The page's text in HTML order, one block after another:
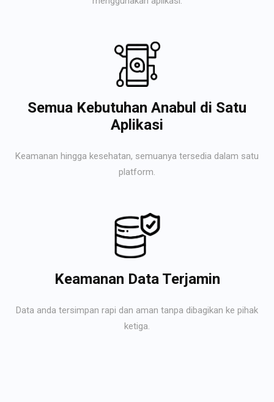
Semua Kebutuhan Anabul di Satu
Aplikasi
Keamanan hingga kesehatan, semuanya tersedia dalam satu
platform.
Keamanan Data Terjamin
Data anda tersimpan rapi dan aman tanpa dibagikan ke pihak
ketiga.